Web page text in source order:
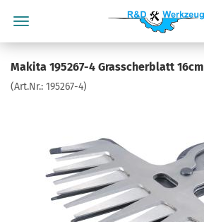
Makita 195267-4 Grasscherblatt 16cm
(Art.Nr.: 195267-4)